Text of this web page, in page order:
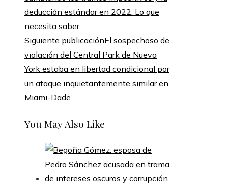
deducción estándar en 2022. Lo que
necesita saber
Siguiente publicaciónEl sospechoso de
violación del Central Park de Nueva
York estaba en libertad condicional por
un ataque inquietantemente similar en
Miami-Dade
You May Also Like